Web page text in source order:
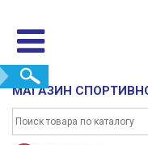
МАГАЗИН